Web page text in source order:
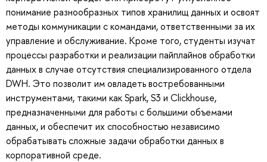
понимание разнообразных типов хранилищ данных и освоят
методы коммуникации с командами, ответственными за их
управление и обслуживание. Кроме того, студенты изучат
процессы разработки и реализации пайплайнов обработки
данных в случае отсутствия специализированного отдела
DWH. Это позволит им овладеть востребованными
инструментами, такими как Spark, S3 и Clickhouse,
предназначенными для работы с большими объемами
данных, и обеспечит их способностью независимо
обрабатывать сложные задачи обработки данных в
корпоративной среде.